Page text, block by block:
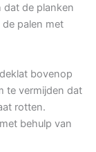
dat de planken
palen met
bovenop
te vermijden dat
rotten.
behulp van